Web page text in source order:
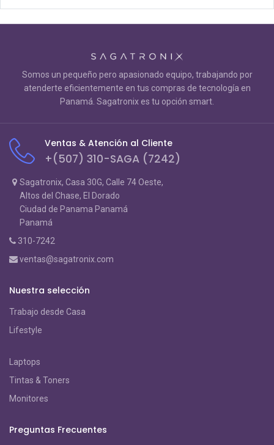
Somos un pequeño pero apasionado equipo, trabajando por
atenderte eficientemente en tus compras de tecnología en
Panamá. Sagatronix es tu opción smart.
Ventas & Atención al Cliente
+(507) 310-SAGA (7242)
Sagatronix, Casa 30G, Calle 74 Oeste,
Altos del Chase, El Dorado
Ciudad de Panama Panamá
Panamá
310-7242
ventas@sagatronix.com
Nuestra selección
Trabajo desde Casa
Lifestyle
Laptops
Tintas & Toners
Monitores
Preguntas Frecuentes